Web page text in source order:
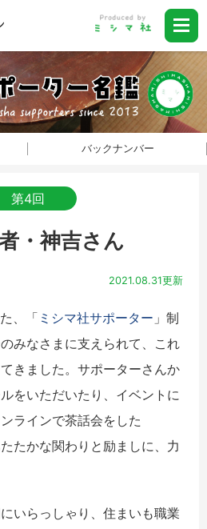
バックナンバー
第4回
・神吉さん
2021.08.31更新
、「 ミシマ社サポーター 」制
みなさまに支えられて、これ
きました。サポーターさんか
をいただいたり、イベントに
ラインで茶話会をした
たかな関わりと励ましに、力
いらっしゃり、住まいも職業